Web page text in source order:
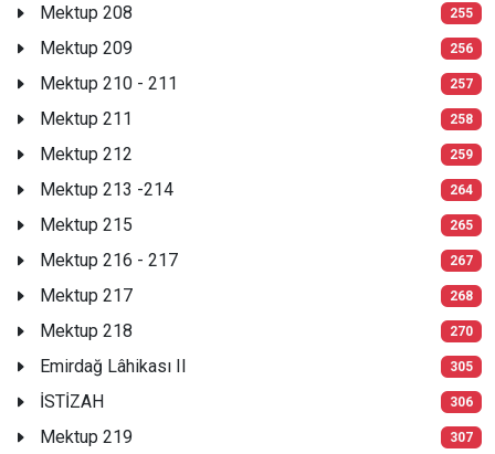
Mektup 208 255
Mektup 209 256
Mektup 210 - 211 257
Mektup 211 258
Mektup 212 259
Mektup 213 -214 264
Mektup 215 265
Mektup 216 - 217 267
Mektup 217 268
Mektup 218 270
Emirdağ Lâhikası II 305
İSTİZAH 306
Mektup 219 307